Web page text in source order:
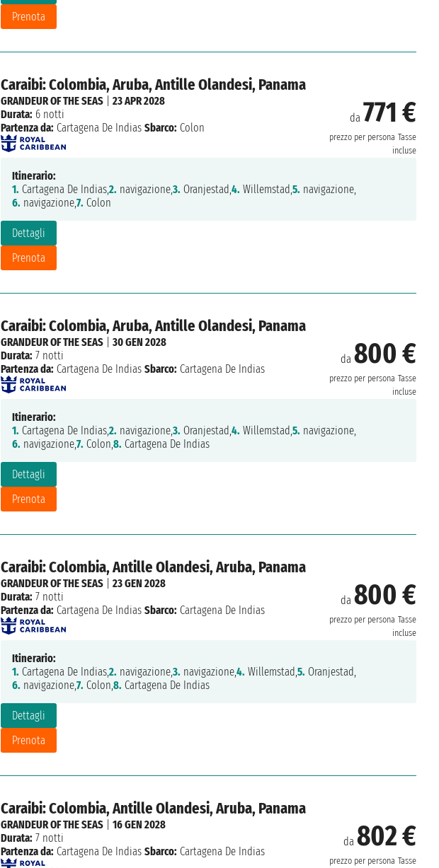
Prenota
Caraibi: Colombia, Aruba, Antille Olandesi, Panama
da 771 €
prezzo per persona Tasse
incluse
Dettagli
Prenota
GRANDEUR OF THE SEAS| 23 APR 2028
Durata: 6 notti
Partenza da: Cartagena De Indias Sbarco: Colon
Itinerario:
1. Cartagena De Indias,2. navigazione,3. Oranjestad,4. Willemstad,5. navigazione,
6. navigazione,7. Colon
Caraibi: Colombia, Aruba, Antille Olandesi, Panama
da 800 €
prezzo per persona Tasse
incluse
Dettagli
Prenota
GRANDEUR OF THE SEAS| 30 GEN 2028
Durata: 7 notti
Partenza da: Cartagena De Indias Sbarco: Cartagena De Indias
Itinerario:
1. Cartagena De Indias,2. navigazione,3. Oranjestad,4. Willemstad,5. navigazione,
6. navigazione,7. Colon,8. Cartagena De Indias
Caraibi: Colombia, Antille Olandesi, Aruba, Panama
da 800 €
prezzo per persona Tasse
incluse
Dettagli
Prenota
GRANDEUR OF THE SEAS| 23 GEN 2028
Durata: 7 notti
Partenza da: Cartagena De Indias Sbarco: Cartagena De Indias
Itinerario:
1. Cartagena De Indias,2. navigazione,3. navigazione,4. Willemstad,5. Oranjestad,
6. navigazione,7. Colon,8. Cartagena De Indias
Caraibi: Colombia, Antille Olandesi, Aruba, Panama
da 802 €
prezzo per persona Tasse
GRANDEUR OF THE SEAS| 16 GEN 2028
Durata: 7 notti
Partenza da: Cartagena De Indias Sbarco: Cartagena De Indias